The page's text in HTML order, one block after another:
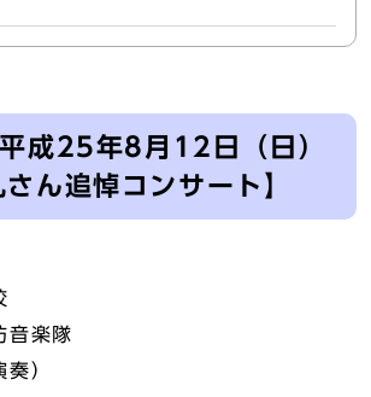
成25年8月12日（日）
さん追悼コンサート】
音楽隊
奏）